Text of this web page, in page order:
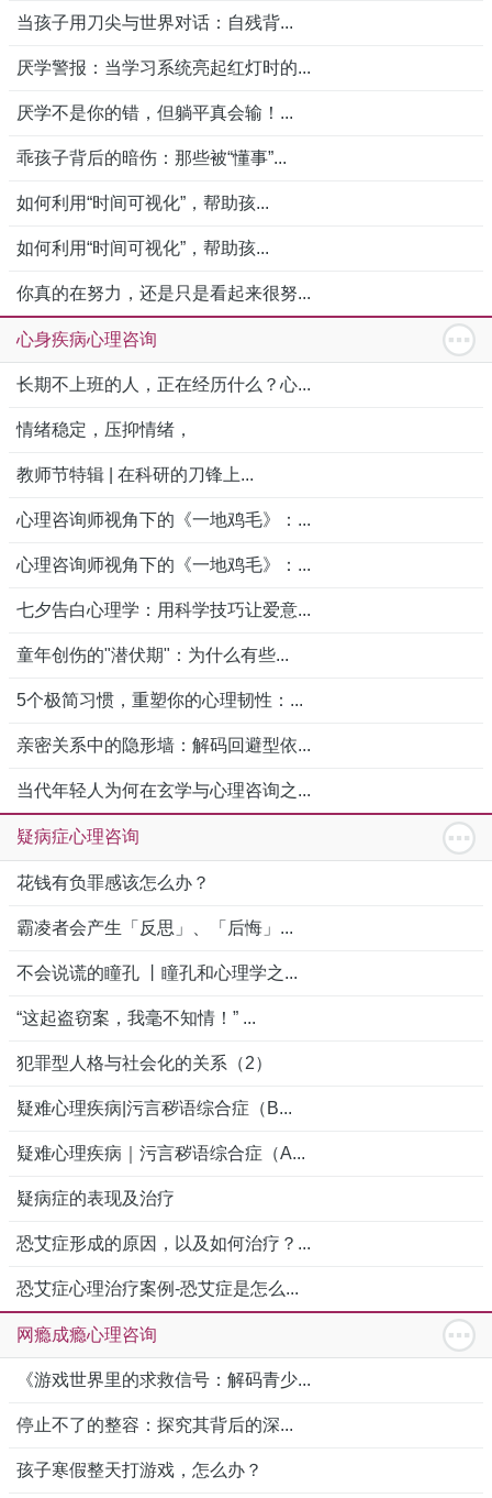
当孩子用刀尖与世界对话：自残背...
厌学警报：当学习系统亮起红灯时的...
厌学不是你的错，但躺平真会输！...
乖孩子背后的暗伤：那些被“懂事”...
如何利用“时间可视化”，帮助孩...
如何利用“时间可视化”，帮助孩...
你真的在努力，还是只是看起来很努...
心身疾病心理咨询
长期不上班的人，正在经历什么？心...
情绪稳定，压抑情绪，
教师节特辑 | 在科研的刀锋上...
心理咨询师视角下的《一地鸡毛》：...
心理咨询师视角下的《一地鸡毛》：...
七夕告白心理学：用科学技巧让爱意...
童年创伤的"潜伏期"：为什么有些...
5个极简习惯，重塑你的心理韧性：...
亲密关系中的隐形墙：解码回避型依...
当代年轻人为何在玄学与心理咨询之...
疑病症心理咨询
花钱有负罪感该怎么办？
霸凌者会产生「反思」、「后悔」...
不会说谎的瞳孔 丨瞳孔和心理学之...
“这起盗窃案，我毫不知情！” ...
犯罪型人格与社会化的关系（2）
疑难心理疾病|污言秽语综合症（B...
疑难心理疾病｜污言秽语综合症（A...
疑病症的表现及治疗
恐艾症形成的原因，以及如何治疗？...
恐艾症心理治疗案例-恐艾症是怎么...
网瘾成瘾心理咨询
《游戏世界里的求救信号：解码青少...
停止不了的整容：探究其背后的深...
孩子寒假整天打游戏，怎么办？